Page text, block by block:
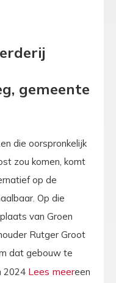
gemeente
die oorspronkelijk
zou komen, komt
op de
Op die
van Groen
Rutger Groot
dat gebouw te
2024
een